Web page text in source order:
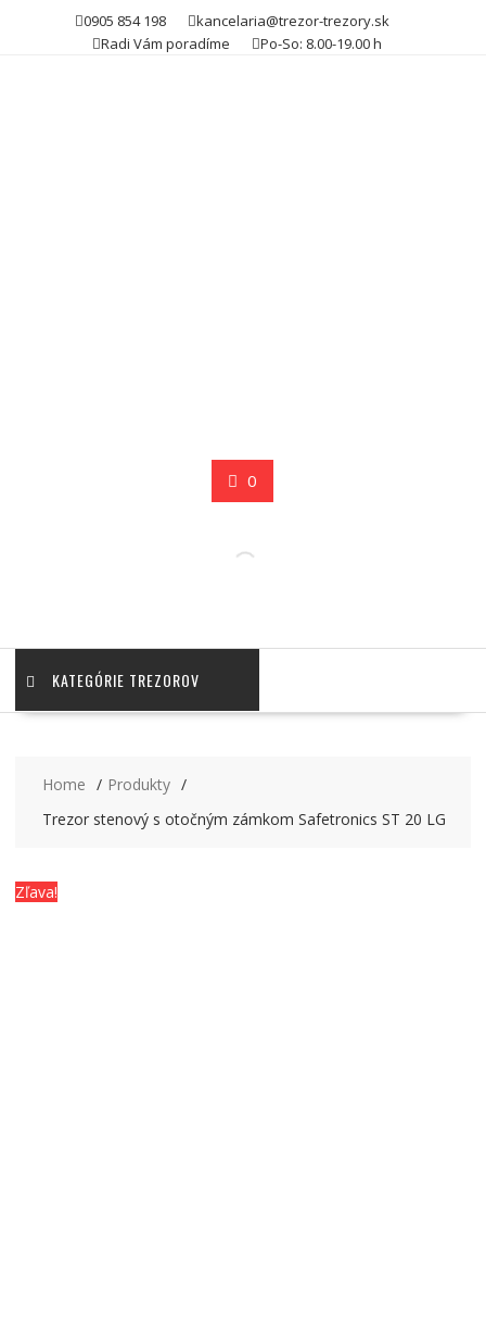
0905 854 198
kancelaria@trezor-trezory.sk
Radi Vám poradíme
Po-So: 8.00-19.00 h
0
KATEGÓRIE TREZOROV
Home
Produkty
Trezor stenový s otočným zámkom Safetronics ST 20 LG
Zľava!